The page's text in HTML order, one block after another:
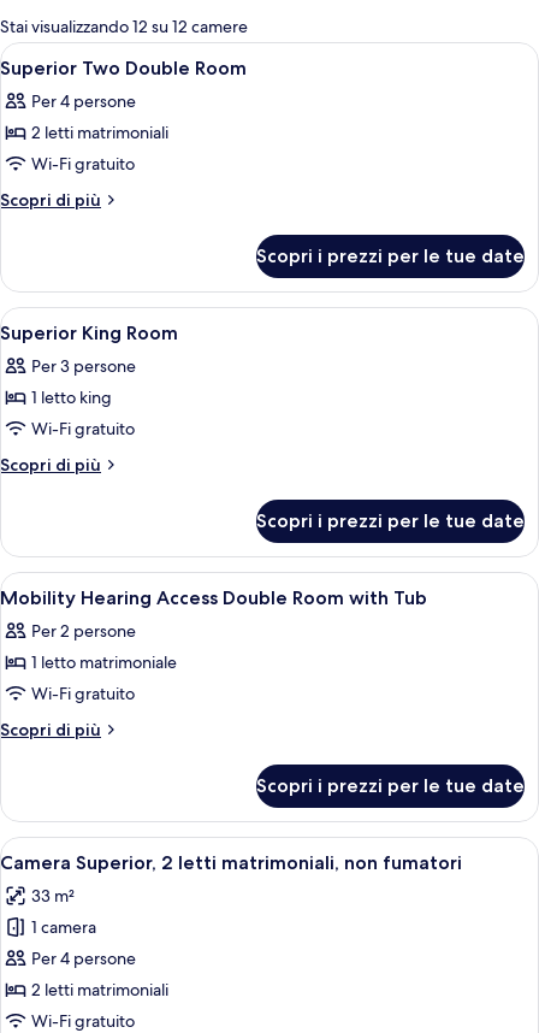
per
le
camere
Stai visualizzando 12 su 12 camere
Apri
tutte
le
foto
per
Superior
Room
Camera d'albergo con due letti, una
3
Superior Two Double Room
Per 4 persone
2 letti matrimoniali
Wi-Fi gratuito
Scopri di più
Altri
Two
Double
Room
Scopri i prezzi per le tue date
Apri
tutte
le
foto
per
Superior
Biancheria da letto di alta qualità,
2
Superior King Room
Per 3 persone
1 letto king
Wi-Fi gratuito
Scopri di più
Altri
King
Room
Scopri i prezzi per le tue date
Apri
tutte
le
foto
per
Mobility
Double
Room
with
Tub
Biancheria da letto di alta qualità,
1
Mobility Hearing Access Double Room with Tub
Per 2 persone
1 letto matrimoniale
Wi-Fi gratuito
Scopri di più
Altri
Hearing
Access
Double
with
Tub
Scopri i prezzi per le tue date
Apri
tutte
le
foto
per
Camera
Superior,
Una camera d'albergo con due letti,
5
Camera Superior, 2 letti matrimoniali, non fumatori
33 m²
1 camera
Per 4 persone
2 letti matrimoniali
Wi-Fi gratuito